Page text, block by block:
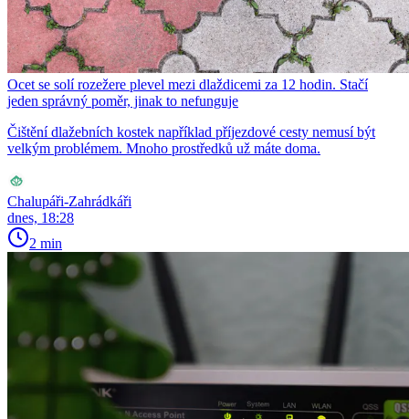
Ocet se solí rozežere plevel mezi dlaždicemi za 12 hodin. Stačí
jeden správný poměr, jinak to nefunguje
Čištění dlažebních kostek například příjezdové cesty nemusí být
velkým problémem. Mnoho prostředků už máte doma.
Chalupáři-Zahrádkáři
dnes, 18:28
2 min